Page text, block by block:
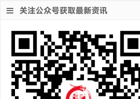
关注公众号获取最新资讯